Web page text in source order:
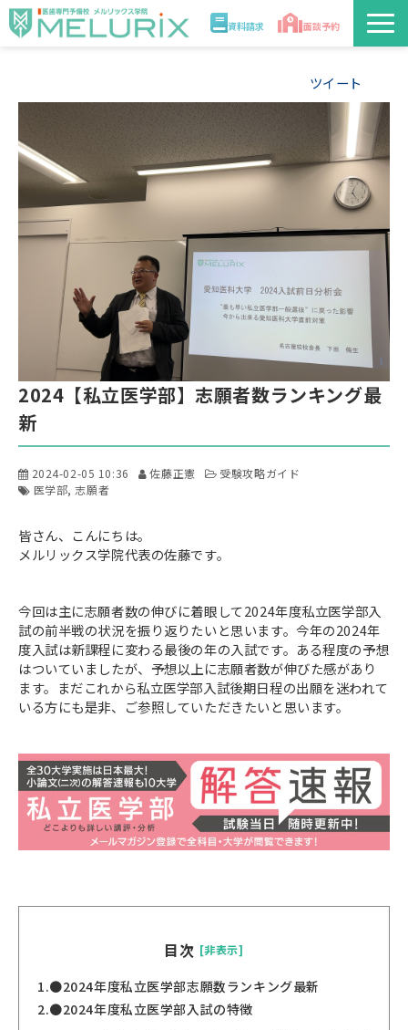
資料請求 面談予約
入学案内
合格実績・合格体験記
医学部解答速報2026
ツイート
2024【私立医学部】志願者数ランキング最
新
2024-02-05 10:36 佐藤正憲
受験攻略ガイド
医学部 志願者
皆さん、こんにちは。
メルリックス学院代表の佐藤です。
今回は主に志願者数の伸びに着眼して2024年度私立医学部入
試の前半戦の状況を振り返りたいと思います。今年の2024年
度入試は新課程に変わる最後の年の入試です。ある程度の予想
はついていましたが、予想以上に志願者数が伸びた感があり
ます。まだこれから私立医学部入試後期日程の出願を迷われて
いる方にも是非、ご参照していただきたいと思います。
目次 [非表示]
1.●2024年度私立医学部志願数ランキング最新
2.●2024年度私立医学部入試の特徴